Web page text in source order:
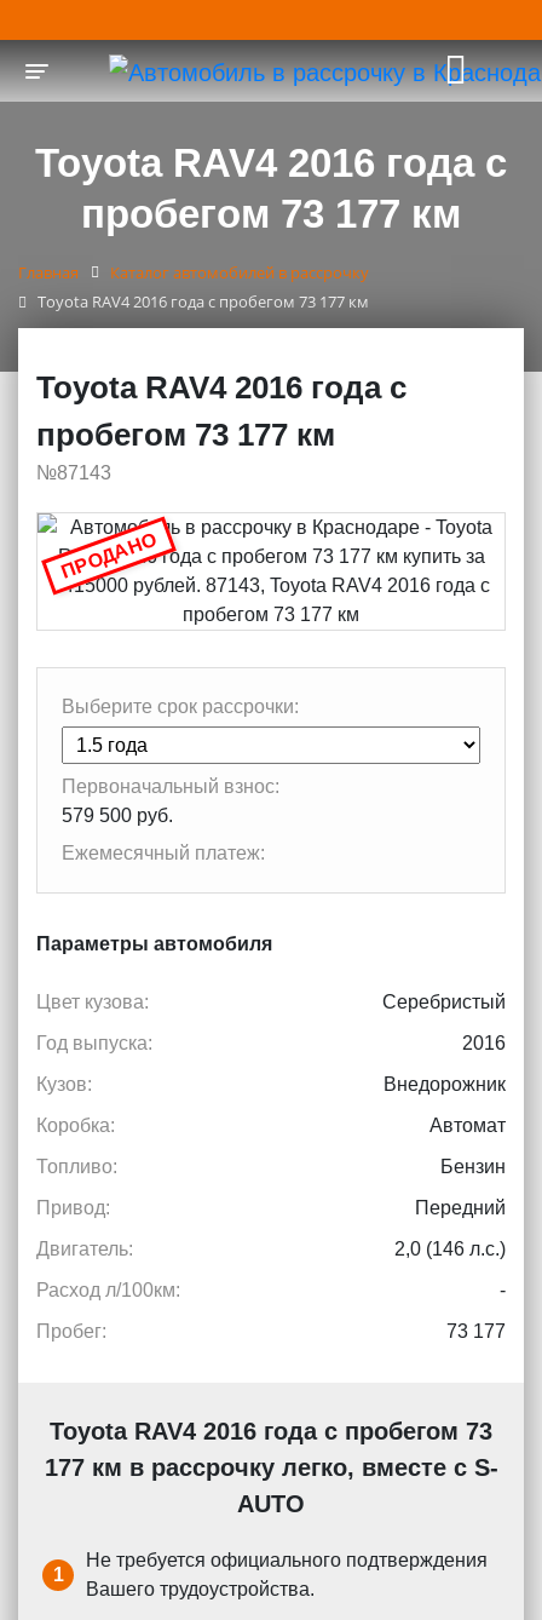
Toggle navigation
Toyota RAV4 2016 года с
пробегом 73 177 км
Главная
Каталог автомобилей в рассрочку
Toyota RAV4 2016 года с пробегом 73 177 км
Toyota RAV4 2016 года с
пробегом 73 177 км
№87143
Выберите срок рассрочки:
Первоначальный взнос:
579 500 руб.
Ежемесячный платеж:
Параметры автомобиля
Цвет кузова:
Серебристый
Год выпуска:
2016
Кузов:
Внедорожник
Коробка:
Автомат
Топливо:
Бензин
Привод:
Передний
Двигатель:
2,0 (146 л.с.)
Расход л/100км:
-
Пробег:
73 177
ПРОДАНО
Toyota RAV4 2016 года с пробегом 73
177 км в рассрочку легко, вместе с S-
AUTO
1
Не требуется официального подтверждения
Вашего трудоустройства.